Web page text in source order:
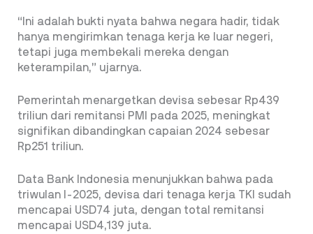
“Ini adalah bukti nyata bahwa negara hadir, tidak
hanya mengirimkan tenaga kerja ke luar negeri,
tetapi juga membekali mereka dengan
keterampilan,” ujarnya.
Pemerintah menargetkan devisa sebesar Rp439
triliun dari remitansi PMI pada 2025, meningkat
signifikan dibandingkan capaian 2024 sebesar
Rp251 triliun.
Data Bank Indonesia menunjukkan bahwa pada
triwulan I-2025, devisa dari tenaga kerja TKI sudah
mencapai USD74 juta, dengan total remitansi
mencapai USD4,139 juta.